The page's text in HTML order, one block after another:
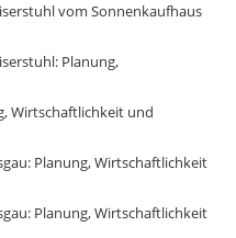
vom Sonnenkaufhaus
Planung,
Wirtschaftlichkeit und
Planung, Wirtschaftlichkeit
Planung, Wirtschaftlichkeit